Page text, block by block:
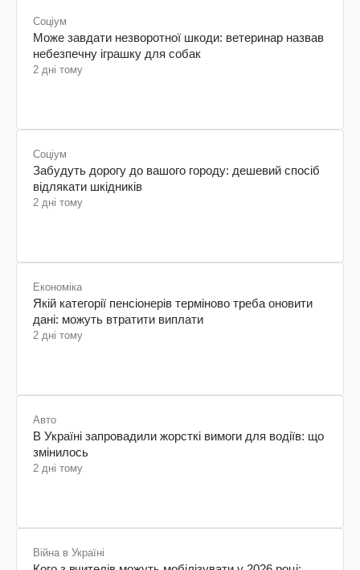
Соціум
Може завдати незворотної шкоди: ветеринар назвав
небезпечну іграшку для собак
2 дні тому
Соціум
Забудуть дорогу до вашого городу: дешевий спосіб
відлякати шкідників
2 дні тому
Економіка
Якій категорії пенсіонерів терміново треба оновити
дані: можуть втратити виплати
2 дні тому
Авто
В Україні запровадили жорсткі вимоги для водіїв: що
змінилось
2 дні тому
Війна в Україні